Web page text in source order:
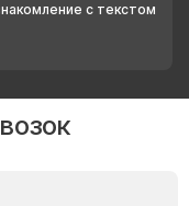
с текстом